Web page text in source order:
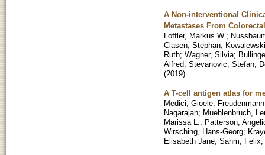
A Non-interventional
Metastases From
Loffler, Markus W. ;
Clasen, Stephan;
Ruth; Wagner, Silvia;
Alfred; Stevanovic, Stefan;
(2019)
A T-cell antigen atlas for
Medici, Gioele;
Nagarajan; Muehlenbruch,
Marissa L. ; Patterson,
Wirsching, Hans-Georg;
Elisabeth Jane; Sahm, Felix;